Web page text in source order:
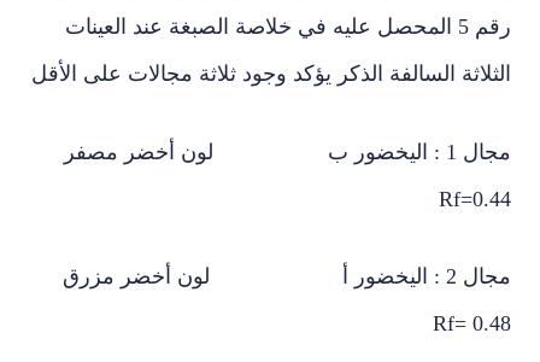
رقم 5 المحصل عليه في خلاصة الصبغة عند العينات
السالفة الذكر يؤكد وجود ثلاثة مجالات على الأقل
مجال 1 : اليخضور ب لون أخضر مصفر
مجال 2 : اليخضور أ لون أخضر مزرق
Rf=